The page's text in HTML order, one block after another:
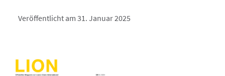
Veröffentlicht am 31. Januar 2025